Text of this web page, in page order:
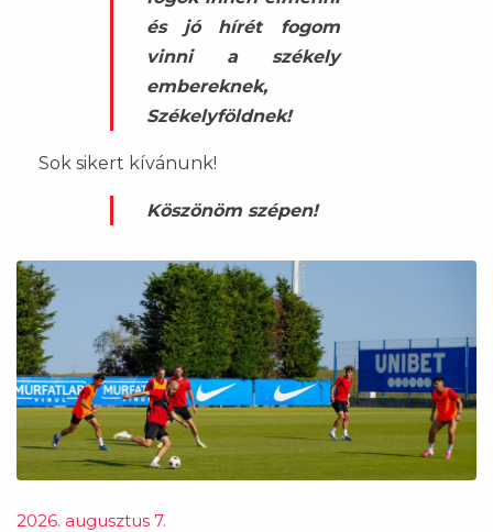
és jó hírét fogom
vinni a székely
embereknek,
Székelyföldnek!
Sok sikert kívánunk!
Köszönöm szépen!
2026. augusztus 7.